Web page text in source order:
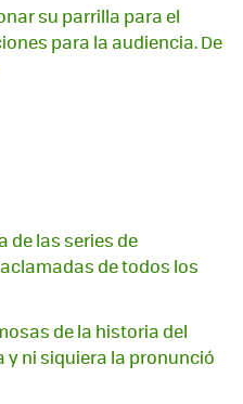
su parrilla para el
para la audiencia. De
de las series de
de todos los
de la historia del
y ni siquiera la pronunció